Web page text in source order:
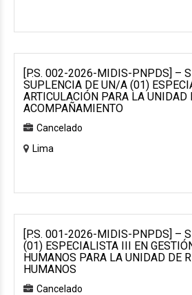
[P.S. 002-2026-MIDIS-PNPDS] –
SUPLENCIA DE UN/A (01)
ARTICULACIÓN PARA LA UNIDAD
ACOMPAÑAMIENTO
Cancelado
Lima
[P.S. 001-2026-MIDIS-PNPDS] –
(01) ESPECIALISTA III EN
HUMANOS PARA LA UNIDAD DE
HUMANOS
Cancelado